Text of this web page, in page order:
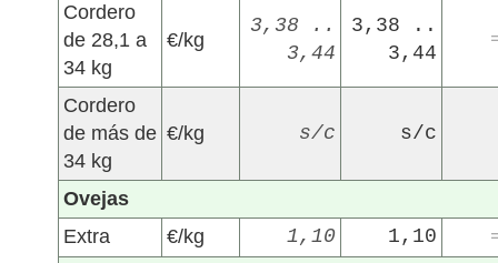
Cordero
de 28,1 a
34 kg
€/kg
3,38 ..
3,44
3,38 ..
3,44
Cordero
de más de
34 kg
€/kg s/c s/c
Ovejas
Extra
€/kg 1,10 1,10